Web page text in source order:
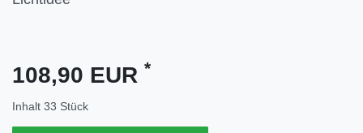
Merkmal
108,90 EUR *
Inhalt 33 Stück